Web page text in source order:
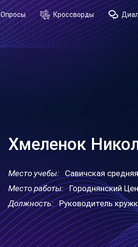
Опросы Кроссворды
Хмеленок
Место учебы:
Савичская
Место работы: Городнянский
Должность: Руководитель